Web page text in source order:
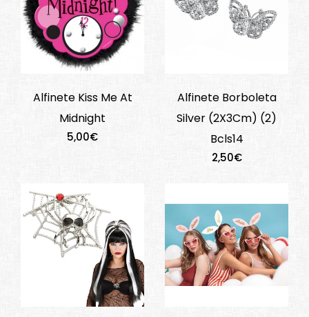
Alfinete Kiss Me At
Midnight
5,00€
Alfinete Borboleta
Silver (2X3Cm) (2)
Bcls14
2,50€